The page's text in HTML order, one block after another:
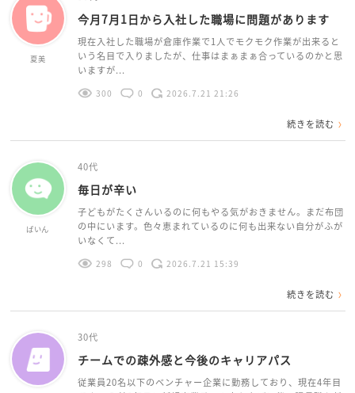
夏美
今月7月1日から入社した職場に問題があります
現在入社した職場が倉庫作業で1人でモクモク作業が出来ると
いう名目で入りましたが、仕事はまぁまぁ合っているのかと思
いますが...
300 0 2026.7.21 21:26
続きを読む
ぱいん
40代
毎日が辛い
子どもがたくさんいるのに何もやる気がおきません。まだ布団
の中にいます。色々恵まれているのに何も出来ない自分がふが
いなくて...
298 0 2026.7.21 15:39
続きを読む
30代
チームでの疎外感と今後のキャリアパス
従業員20名以下のベンチャー企業に勤務しており、現在4年目